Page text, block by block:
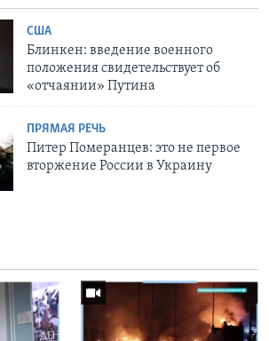
США
Блинкен: введение военного
положения свидетельствует об
«отчаянии» Путина
ПРЯМАЯ РЕЧЬ
Питер Померанцев: это не первое
вторжение России в Украину